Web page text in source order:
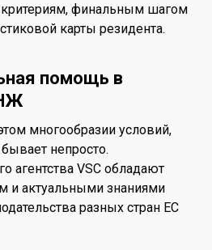
критериям, финальным шагом
карты резидента.
помощь в
многообразии условий,
непросто.
агентства VSC обладают
и актуальными знаниями
разных стран ЕС